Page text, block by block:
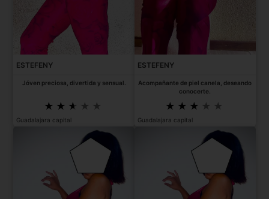
ESTEFENY
Jóven preciosa, divertida y sensual.
Guadalajara capital
ESTEFENY
Acompañante de piel canela, deseando
conocerte.
Guadalajara capital